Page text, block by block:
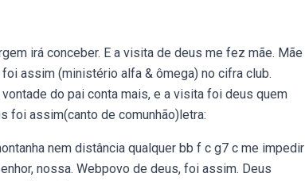
irá conceber. E a visita de deus me fez mãe. Mãe
assim (ministério alfa & ômega) no cifra club.
do pai conta mais, e a visita foi deus quem
foi assim(canto de comunhão)letra:
nem distância qualquer bb f c g7 c me impedir
nossa. Webpovo de deus, foi assim. Deus